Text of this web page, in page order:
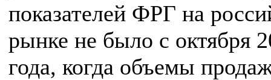
показателей ФРГ на
рынке не было с октября
года, когда объемы